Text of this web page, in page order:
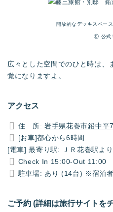
開放的なデッキスペー
Ⓒ 公式
広々とした空間でのひと時は、
覚になりますよ。
アクセス
住 所:岩手県花巻市鉛中平
[お車]都心から6時間
[電車] 最寄り駅: ＪＲ花巻駅よ
Check In 15:00-Out 11:00
駐車場: あり (14台) ※宿泊
ご予約 (詳細は旅行サイトを